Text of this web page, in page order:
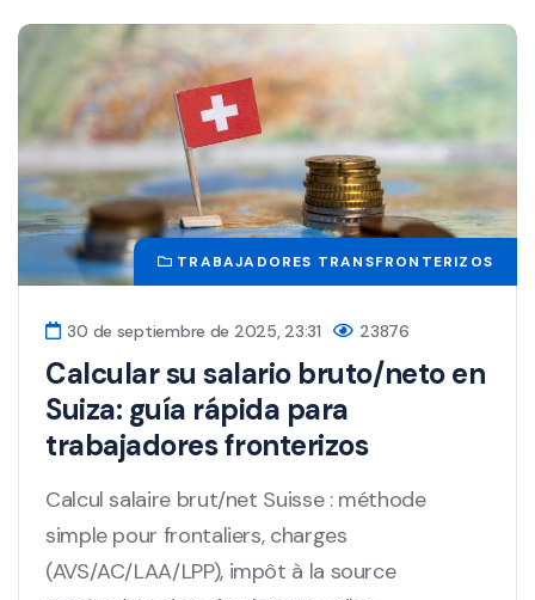
TRABAJADORES TRANSFRONTERIZOS
30 de septiembre de 2025, 23:31 23876
Calcular su salario bruto/neto en
Suiza: guía rápida para
trabajadores fronterizos
Calcul salaire brut/net Suisse : méthode
simple pour frontaliers, charges
(AVS/AC/LAA/LPP), impôt à la source